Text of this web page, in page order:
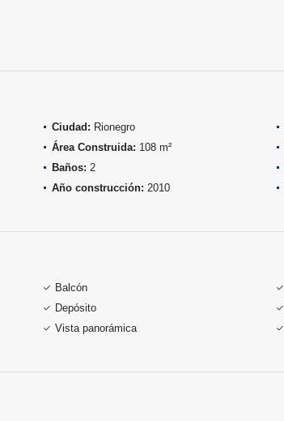
Ciudad: Rionegro
Área Construida: 108 m²
Baños: 2
Año construcción: 2010
Balcón
Depósito
Vista panorámica